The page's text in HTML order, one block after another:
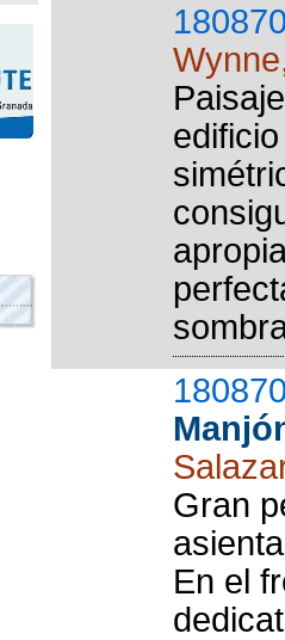
Gran
En el